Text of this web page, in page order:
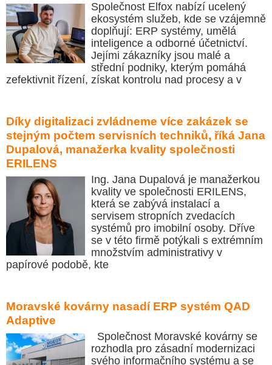
Společnost Elfox nabízí ucelený
ekosystém služeb, kde se vzájemně
doplňují: ERP systémy, umělá
inteligence a odborné účetnictví.
Jejími zákazníky jsou malé a
střední podniky, kterým pomáhá
zefektivnit řízení, získat kontrolu nad procesy a v
Díky digitalizaci zvládneme více zakázek se
stejným počtem servisních techniků, říká Jana
Dupalová, manažerka kvality společnosti
ERILENS
Ing. Jana Dupalová je manažerkou
kvality ve společnosti ERILENS,
která se zabývá instalací a
servisem stropních zvedacích
systémů pro imobilní osoby. Dříve
se v této firmě potýkali s extrémním
množstvím administrativy v
papírové podobě, kte
Moravské kovárny nasadí ERP systém QAD
Adaptive
Společnost Moravské kovárny se
rozhodla pro zásadní modernizaci
svého informačního systému a se